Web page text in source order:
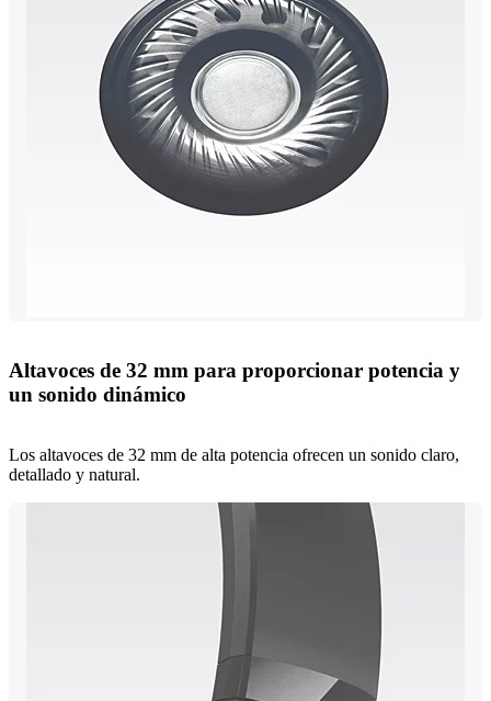
Altavoces de 32 mm para proporcionar potencia y
un sonido dinámico
Los altavoces de 32 mm de alta potencia ofrecen un sonido claro,
detallado y natural.